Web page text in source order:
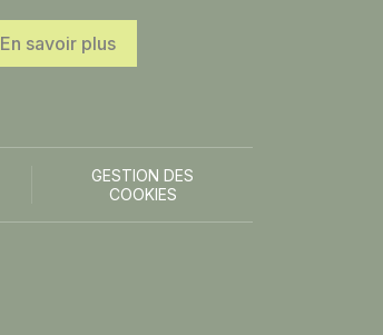
En savoir plus
GESTION DES
COOKIES